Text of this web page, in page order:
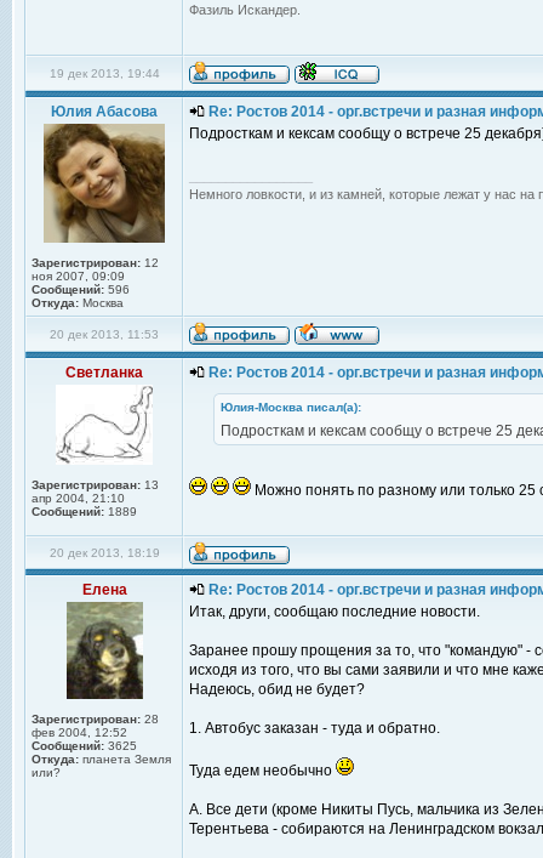
Фазиль Искандер.
19 дек 2013, 19:44
Юлия Абасова
Зарегистрирован: 12
ноя 2007, 09:09
Сообщений: 596
Откуда: Москва
Re: Ростов 2014 - орг.встречи и разная
Подросткам и кексам сообщу о встрече 25
Немного ловкости, и из камней, которые лежат у нас на
20 дек 2013, 11:53
Светланка
Зарегистрирован: 13
апр 2004, 21:10
Сообщений: 1889
Re: Ростов 2014 - орг.встречи и разная
Юлия-Москва писал(а):
Подросткам и кексам сообщу о встрече 25
Можно понять по разному или только
20 дек 2013, 18:19
Елена
Зарегистрирован: 28
фев 2004, 12:52
Сообщений: 3625
Откуда: планета Земля
или?
Re: Ростов 2014 - орг.встречи и разная
Итак, други, сообщаю последние новости.
Заранее прошу прощения за то, что "командую" -
исходя из того, что вы сами заявили и что мне
Надеюсь, обид не будет?
1. Автобус заказан - туда и обратно.
Туда едем необычно
А. Все дети (кроме Никиты Пусь, мальчика из
Терентьева - собираются на Ленинградском